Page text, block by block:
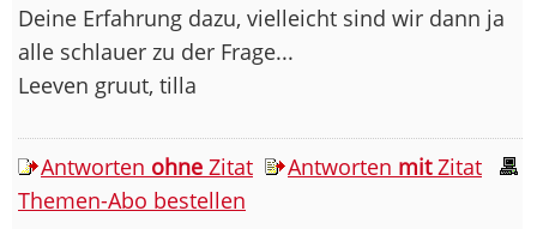
Deine Erfahrung dazu, vielleicht sind wir dann ja
alle schlauer zu der Frage...
Leeven gruut, tilla
Antworten ohne Zitat Antworten mitZitat
Themen-Abo bestellen